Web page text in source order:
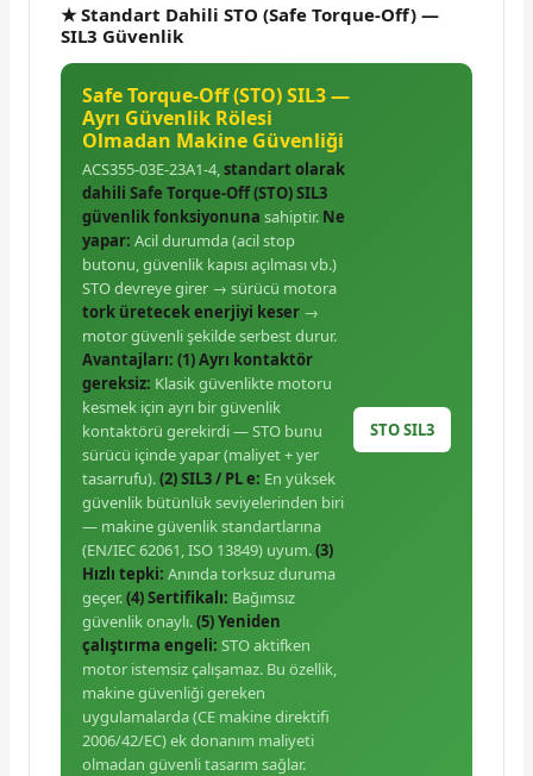
★ Standart Dahili STO (Safe Torque-Off) —
SIL3 Güvenlik
Safe Torque-Off (STO) SIL3 —
Ayrı Güvenlik Rölesi
Olmadan Makine Güvenliği
ACS355-03E-23A1-4,standart olarak
dahili Safe Torque-Off (STO) SIL3
güvenlik fonksiyonuna sahiptir. Ne
yapar: Acil durumda (acil stop
butonu, güvenlik kapısı açılması vb.)
STO devreye girer → sürücü motora
tork üretecek enerjiyi keser →
motor güvenli şekilde serbest durur.
Avantajları: (1) Ayrı kontaktör
gereksiz: Klasik güvenlikte motoru
kesmek için ayrı bir güvenlik
kontaktörü gerekirdi — STO bunu
sürücü içinde yapar (maliyet + yer
tasarrufu).(2) SIL3 / PL e: En yüksek
güvenlik bütünlük seviyelerinden biri
— makine güvenlik standartlarına
(EN/IEC 62061, ISO 13849) uyum.(3)
Hızlı tepki: Anında torksuz duruma
geçer.(4) Sertifikalı: Bağımsız
güvenlik onaylı.(5) Yeniden
çalıştırma engeli: STO aktifken
motor istemsiz çalışamaz. Bu özellik,
makine güvenliği gereken
uygulamalarda (CE makine direktifi
2006/42/EC) ek donanım maliyeti
olmadan güvenli tasarım sağlar.
STO SIL3